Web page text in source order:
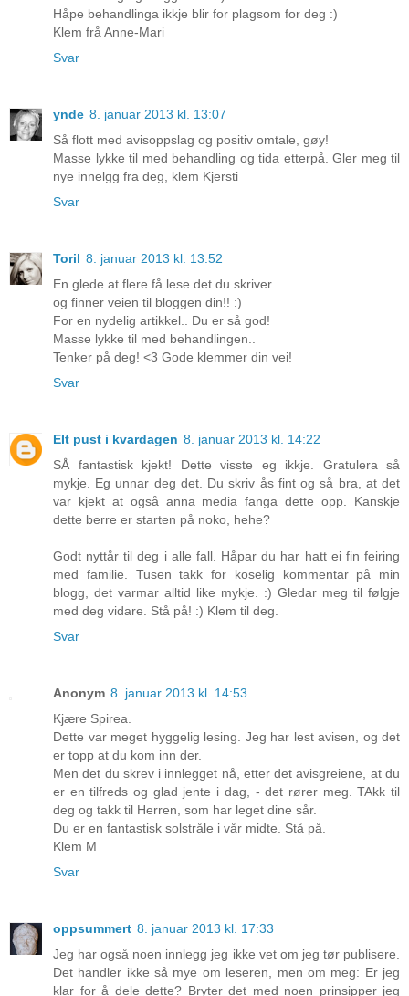
Håpe behandlinga ikkje blir for plagsom for deg :)
Klem frå Anne-Mari
Svar
ynde 8. januar 2013 kl. 13:07
Så flott med avisoppslag og positiv omtale, gøy!
Masse lykke til med behandling og tida etterpå. Gler meg til
nye innelgg fra deg, klem Kjersti
Svar
Toril 8. januar 2013 kl. 13:52
En glede at flere få lese det du skriver
og finner veien til bloggen din!! :)
For en nydelig artikkel.. Du er så god!
Masse lykke til med behandlingen..
Tenker på deg! <3 Gode klemmer din vei!
Svar
EIt pust i kvardagen 8. januar 2013 kl. 14:22
SÅ fantastisk kjekt! Dette visste eg ikkje. Gratulera så
mykje. Eg unnar deg det. Du skriv ås fint og så bra, at det
var kjekt at også anna media fanga dette opp. Kanskje
dette berre er starten på noko, hehe?
Godt nyttår til deg i alle fall. Håpar du har hatt ei fin feiring
med familie. Tusen takk for koselig kommentar på min
blogg, det varmar alltid like mykje. :) Gledar meg til følgje
med deg vidare. Stå på! :) Klem til deg.
Svar
Anonym 8. januar 2013 kl. 14:53
Kjære Spirea.
Dette var meget hyggelig lesing. Jeg har lest avisen, og det
er topp at du kom inn der.
Men det du skrev i innlegget nå, etter det avisgreiene, at du
er en tilfreds og glad jente i dag, - det rører meg. TAkk til
deg og takk til Herren, som har leget dine sår.
Du er en fantastisk solstråle i vår midte. Stå på.
Klem M
Svar
oppsummert 8. januar 2013 kl. 17:33
Jeg har også noen innlegg jeg ikke vet om jeg tør publisere.
Det handler ikke så mye om leseren, men om meg: Er jeg
klar for å dele dette? Bryter det med noen prinsipper jeg